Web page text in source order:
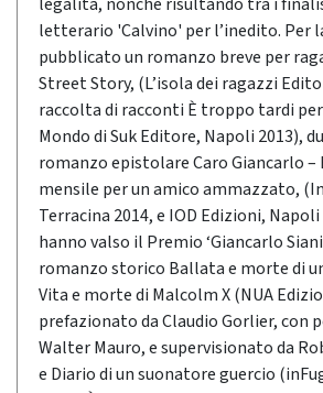
legalità, nonché risultando tra i
letterario 'Calvino' per l’inedito. Per
pubblicato un romanzo breve per
Street Story, (L’isola dei ragazzi
raccolta di racconti È troppo tardi
Mondo di Suk Editore, Napoli 2013),
romanzo epistolare Caro Giancarlo
mensile per un amico ammazzato,
Terracina 2014, e IOD Edizioni,
hanno valso il Premio ‘Giancarlo
romanzo storico Ballata e morte di
Vita e morte di Malcolm X (NUA
prefazionato da Claudio Gorlier, con
Walter Mauro, e supervisionato da
e Diario di un suonatore guercio